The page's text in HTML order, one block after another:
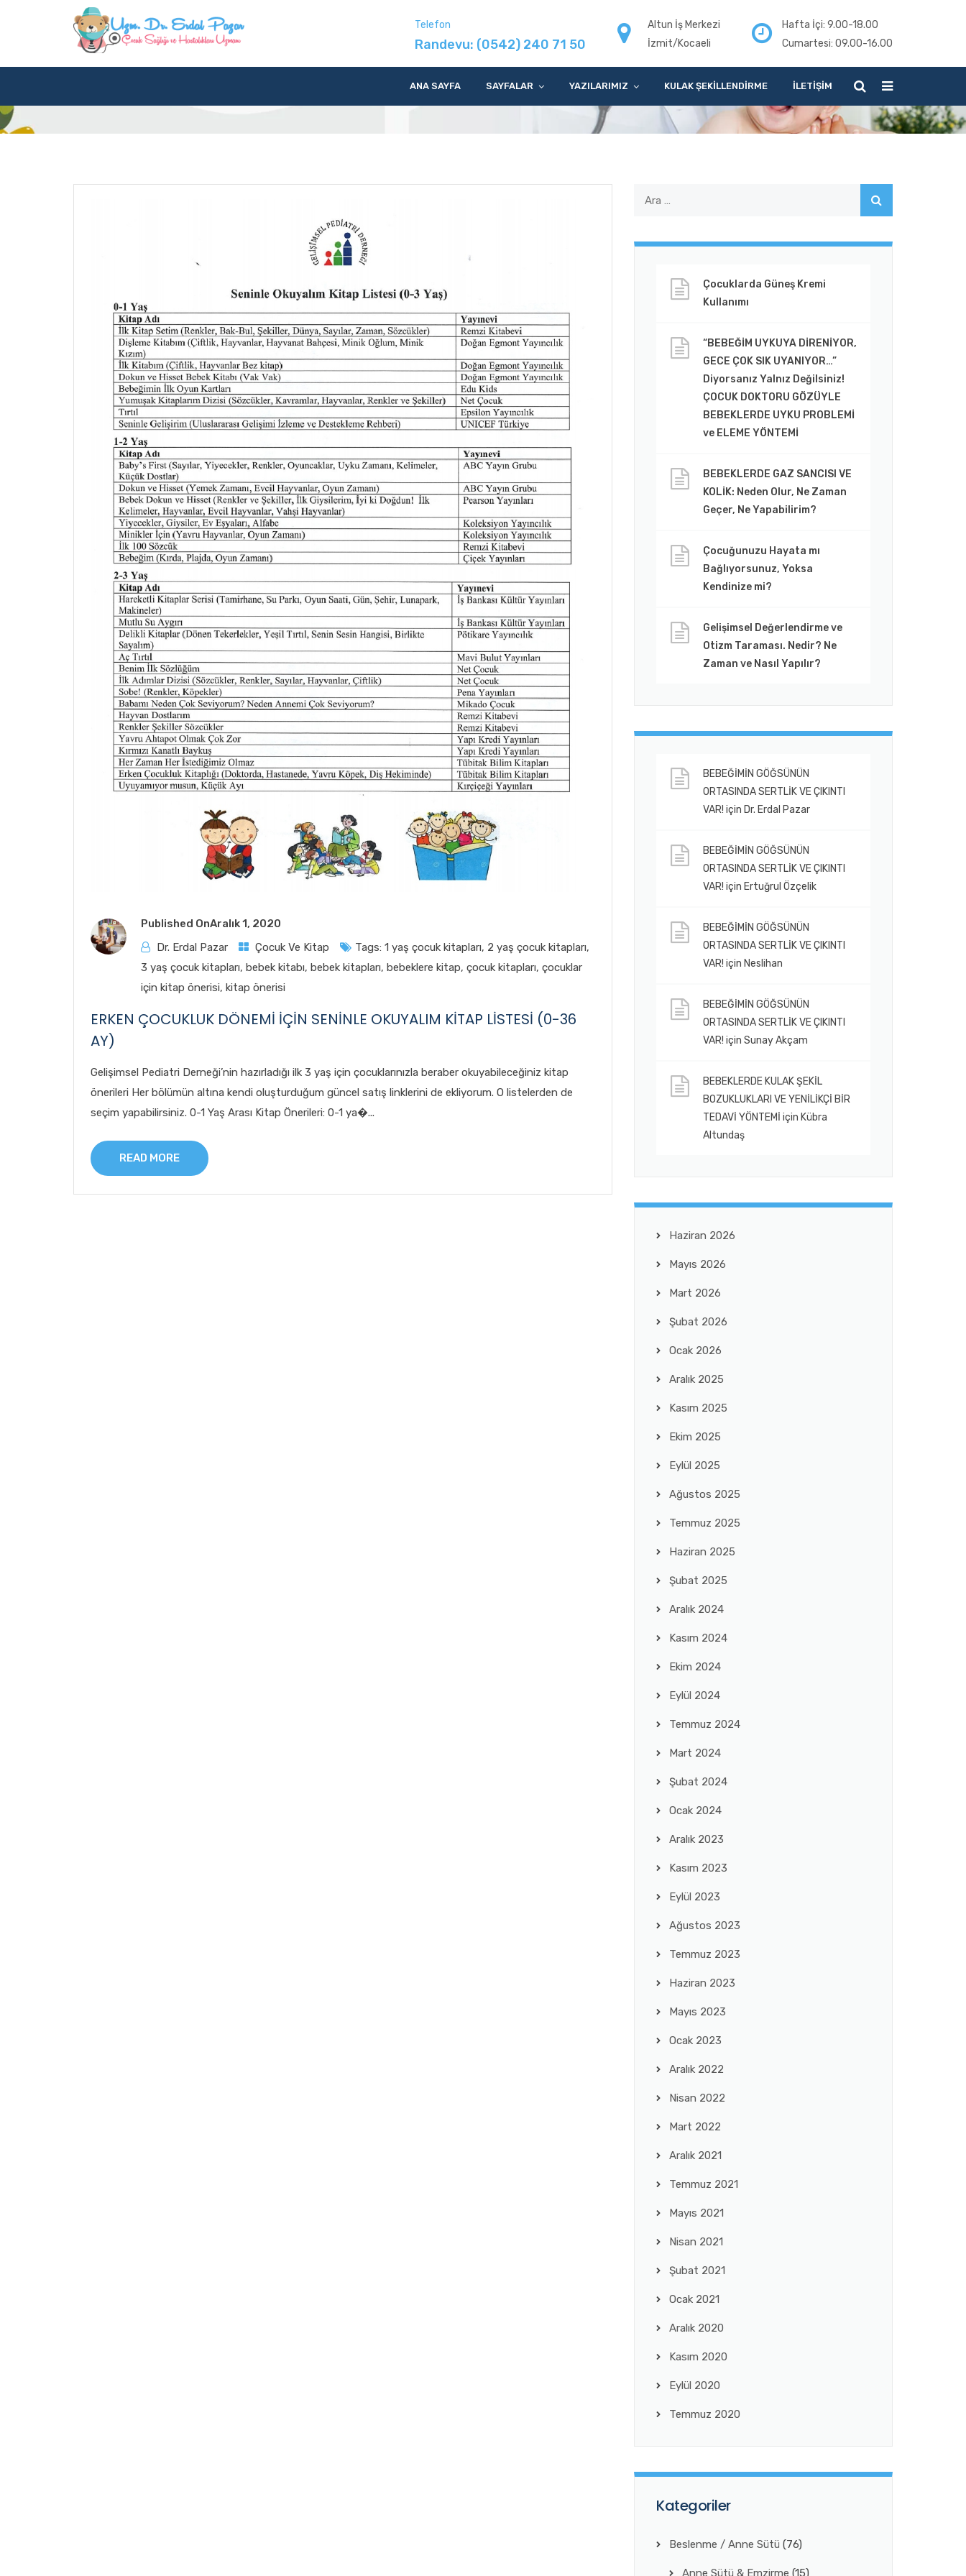
Telefon
Randevu: (0542) 240 71 50
Altun İş Merkezi
İzmit/Kocaeli
Hafta İçi: 9.00-18.00
Cumartesi: 09.00-16.00
ANA SAYFA SAYFALAR YAZILARIMIZ KULAK ŞEKILLENDIRME İLETIŞIM
Tag Archives: 1 yaş çocuk kitapları
Published OnAralık 1, 2020
Dr. Erdal Pazar
Çocuk Ve Kitap Tags: 1 yaş çocuk kitapları, 2 yaş çocuk kitapları,
3 yaş çocuk kitapları, bebek kitabı, bebek kitapları, bebeklere kitap, çocuk kitapları, çocuklar
için kitap önerisi, kitap önerisi
ERKEN ÇOCUKLUK DÖNEMİ İÇİN SENİNLE OKUYALIM KİTAP LİSTESİ (0-36
AY)
Gelişimsel Pediatri Derneği’nin hazırladığı ilk 3 yaş için çocuklarınızla beraber okuyabileceğiniz kitap
önerileri Her bölümün altına kendi oluşturduğum güncel satış linklerini de ekliyorum. O listelerden de
seçim yapabilirsiniz. 0-1 Yaş Arası Kitap Önerileri: 0-1 ya�...
READ MORE
Çocuklarda Güneş Kremi
Kullanımı
“BEBEĞİM UYKUYA DİRENİYOR,
GECE ÇOK SIK UYANIYOR…”
Diyorsanız Yalnız Değilsiniz!
ÇOCUK DOKTORU GÖZÜYLE
BEBEKLERDE UYKU PROBLEMİ
ve ELEME YÖNTEMİ
BEBEKLERDE GAZ SANCISI VE
KOLİK: Neden Olur, Ne Zaman
Geçer, Ne Yapabilirim?
Çocuğunuzu Hayata mı
Bağlıyorsunuz, Yoksa
Kendinize mi?
Gelişimsel Değerlendirme ve
Otizm Taraması. Nedir? Ne
Zaman ve Nasıl Yapılır?
BEBEĞİMİN GÖĞSÜNÜN
ORTASINDA SERTLİK VE ÇIKINTI
VAR! için Dr. Erdal Pazar
BEBEĞİMİN GÖĞSÜNÜN
ORTASINDA SERTLİK VE ÇIKINTI
VAR! için Ertuğrul Özçelik
BEBEĞİMİN GÖĞSÜNÜN
ORTASINDA SERTLİK VE ÇIKINTI
VAR! için Neslihan
BEBEĞİMİN GÖĞSÜNÜN
ORTASINDA SERTLİK VE ÇIKINTI
VAR! için Sunay Akçam
BEBEKLERDE KULAK ŞEKİL
BOZUKLUKLARI VE YENİLİKÇİ BİR
TEDAVİ YÖNTEMİ için Kübra
Altundaş
Haziran 2026
Mayıs 2026
Mart 2026
Şubat 2026
Ocak 2026
Aralık 2025
Kasım 2025
Ekim 2025
Eylül 2025
Ağustos 2025
Temmuz 2025
Haziran 2025
Şubat 2025
Aralık 2024
Kasım 2024
Ekim 2024
Eylül 2024
Temmuz 2024
Mart 2024
Şubat 2024
Ocak 2024
Aralık 2023
Kasım 2023
Eylül 2023
Ağustos 2023
Temmuz 2023
Haziran 2023
Mayıs 2023
Ocak 2023
Aralık 2022
Nisan 2022
Mart 2022
Aralık 2021
Temmuz 2021
Mayıs 2021
Nisan 2021
Şubat 2021
Ocak 2021
Aralık 2020
Kasım 2020
Eylül 2020
Temmuz 2020
Kategoriler
Beslenme / Anne Sütü (76)
Anne Sütü & Emzirme (15)